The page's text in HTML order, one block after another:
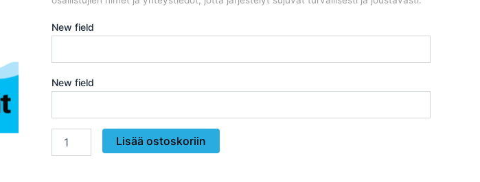
New field
New field
soutajat
Lisää ostoskoriin